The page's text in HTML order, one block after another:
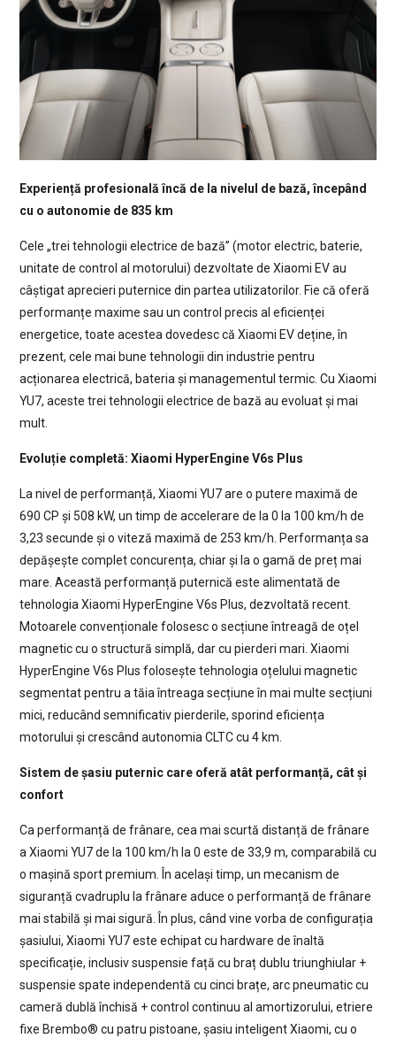
Experiență profesională încă de la nivelul de bază, începând
cu o autonomie de 835 km
Cele „trei tehnologii electrice de bază” (motor electric, baterie,
unitate de control al motorului) dezvoltate de Xiaomi EV au
câștigat aprecieri puternice din partea utilizatorilor. Fie că oferă
performanțe maxime sau un control precis al eficienței
energetice, toate acestea dovedesc că Xiaomi EV deține, în
prezent, cele mai bune tehnologii din industrie pentru
acționarea electrică, bateria și managementul termic. Cu Xiaomi
YU7, aceste trei tehnologii electrice de bază au evoluat și mai
mult.
Evoluție completă: Xiaomi HyperEngine V6s Plus
La nivel de performanță, Xiaomi YU7 are o putere maximă de
690 CP și 508 kW, un timp de accelerare de la 0 la 100 km/h de
3,23 secunde și o viteză maximă de 253 km/h. Performanța sa
depășește complet concurența, chiar și la o gamă de preț mai
mare. Această performanță puternică este alimentată de
tehnologia Xiaomi HyperEngine V6s Plus, dezvoltată recent.
Motoarele convenționale folosesc o secțiune întreagă de oțel
magnetic cu o structură simplă, dar cu pierderi mari. Xiaomi
HyperEngine V6s Plus folosește tehnologia oțelului magnetic
segmentat pentru a tăia întreaga secțiune în mai multe secțiuni
mici, reducând semnificativ pierderile, sporind eficiența
motorului și crescând autonomia CLTC cu 4 km.
Sistem de șasiu puternic care oferă atât performanță, cât și
confort
Ca performanță de frânare, cea mai scurtă distanță de frânare
a Xiaomi YU7 de la 100 km/h la 0 este de 33,9 m, comparabilă cu
o mașină sport premium. În același timp, un mecanism de
siguranță cvadruplu la frânare aduce o performanță de frânare
mai stabilă și mai sigură. În plus, când vine vorba de configurația
șasiului, Xiaomi YU7 este echipat cu hardware de înaltă
specificație, inclusiv suspensie față cu braț dublu triunghiular +
suspensie spate independentă cu cinci brațe, arc pneumatic cu
cameră dublă închisă + control continuu al amortizorului, etriere
fixe Brembo®️ cu patru pistoane, șasiu inteligent Xiaomi, cu o